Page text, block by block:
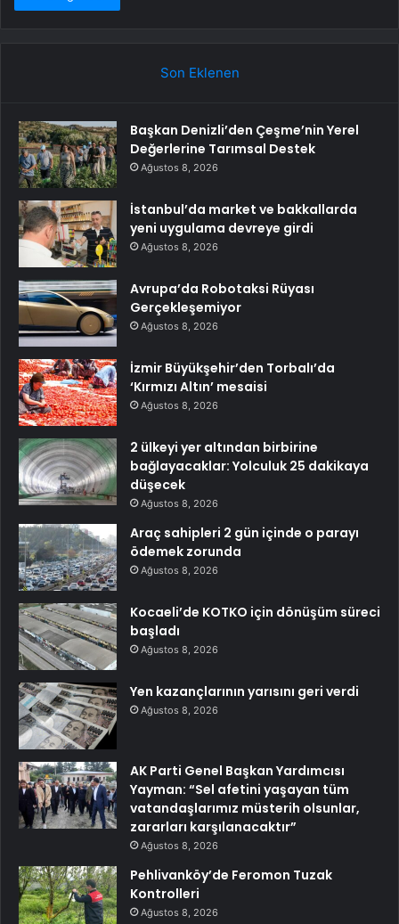
Son Eklenen
Başkan Denizli’den Çeşme’nin Yerel
Değerlerine Tarımsal Destek
Ağustos 8, 2026
İstanbul’da market ve bakkallarda
yeni uygulama devreye girdi
Ağustos 8, 2026
Avrupa’da Robotaksi Rüyası
Gerçekleşemiyor
Ağustos 8, 2026
İzmir Büyükşehir’den Torbalı’da
‘Kırmızı Altın’ mesaisi
Ağustos 8, 2026
2 ülkeyi yer altından birbirine
bağlayacaklar: Yolculuk 25 dakikaya
düşecek
Ağustos 8, 2026
Araç sahipleri 2 gün içinde o parayı
ödemek zorunda
Ağustos 8, 2026
Kocaeli’de KOTKO için dönüşüm süreci
başladı
Ağustos 8, 2026
Yen kazançlarının yarısını geri verdi
Ağustos 8, 2026
AK Parti Genel Başkan Yardımcısı
Yayman: “Sel afetini yaşayan tüm
vatandaşlarımız müsterih olsunlar,
zararları karşılanacaktır”
Ağustos 8, 2026
Pehlivanköy’de Feromon Tuzak
Kontrolleri
Ağustos 8, 2026